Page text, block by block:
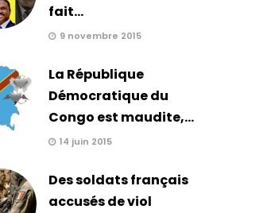
fait...
9 novembre 2015
La République
Démocratique du
Congo est maudite,...
14 juin 2015
Des soldats français
accusés de viol